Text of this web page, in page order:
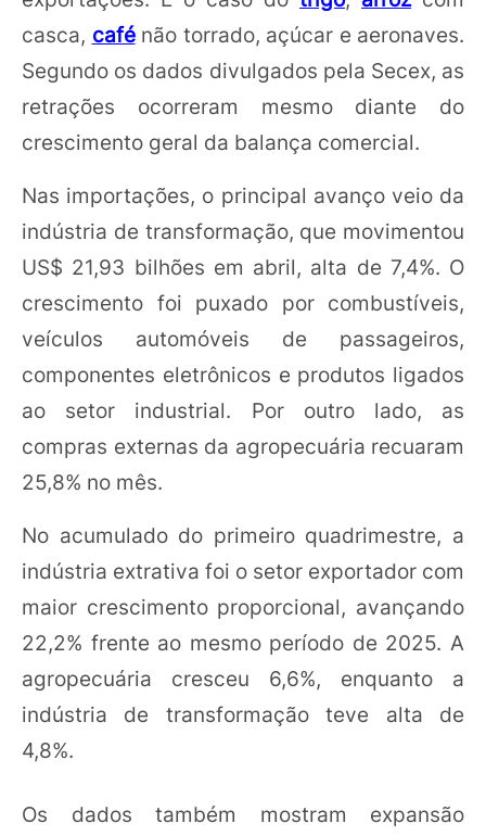
casca, cafénão torrado, açúcar e aeronaves.
Segundo os dados divulgados pela Secex, as
retrações ocorreram mesmo diante do
crescimento geral da balança comercial.
Nas importações, o principal avanço veio da
indústria de transformação, que movimentou
US$ 21,93 bilhões em abril, alta de 7,4%. O
crescimento foi puxado por combustíveis,
veículos automóveis de passageiros,
componentes eletrônicos e produtos ligados
ao setor industrial. Por outro lado, as
compras externas da agropecuária recuaram
25,8% no mês.
No acumulado do primeiro quadrimestre, a
indústria extrativa foi o setor exportador com
maior crescimento proporcional, avançando
22,2% frente ao mesmo período de 2025. A
agropecuária cresceu 6,6%, enquanto a
indústria de transformação teve alta de
4,8%.
Os dados também mostram expansão